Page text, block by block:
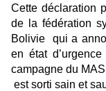
Cette déclaration
de la fédération
Bolivie qui a
en état
campagne du
est sorti sain et